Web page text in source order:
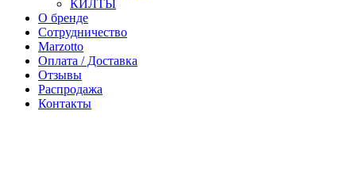
КИЛТЫ
О бренде
Сотрудничество
Marzotto
Оплата / Доставка
Отзывы
Распродажа
Контакты